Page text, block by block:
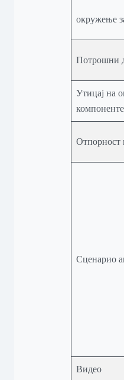
окружење
Потрошни
Утицај на
компоненте
Отпорност
Сценарио
Видео